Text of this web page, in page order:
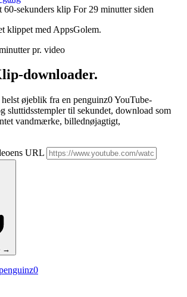
60-sekunders klip For 29 minutter siden
klippet med AppsGolem.
pr. video
downloader.
øjeblik fra en penguinz0 YouTube-
sluttidsstempler til sekundet, download som
vandmærke, billednøjagtigt,
URL
→